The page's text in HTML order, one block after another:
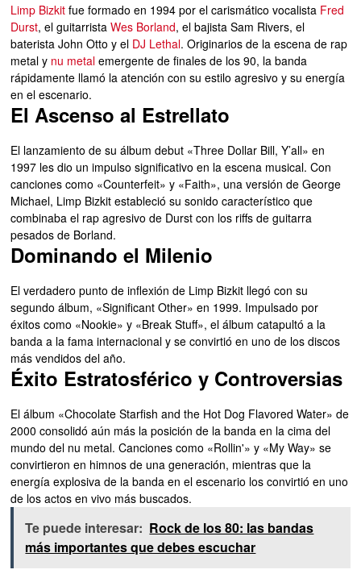
Limp Bizkit fue formado en 1994 por el carismático vocalista Fred
Durst, el guitarristaWes Borland, el bajista Sam Rivers, el
baterista John Otto y el DJ Lethal. Originarios de la escena de rap
metal y nu metal emergente de finales de los 90, la banda
rápidamente llamó la atención con su estilo agresivo y su energía
en el escenario.
El Ascenso al Estrellato
El lanzamiento de su álbum debut «Three Dollar Bill, Y’all» en
1997 les dio un impulso significativo en la escena musical. Con
canciones como «Counterfeit» y «Faith», una versión de George
Michael, Limp Bizkit estableció su sonido característico que
combinaba el rap agresivo de Durst con los riffs de guitarra
pesados ​​de Borland.
Dominando el Milenio
El verdadero punto de inflexión de Limp Bizkit llegó con su
segundo álbum, «Significant Other» en 1999. Impulsado por
éxitos como «Nookie» y «Break Stuff», el álbum catapultó a la
banda a la fama internacional y se convirtió en uno de los discos
más vendidos del año.
Éxito Estratosférico y Controversias
El álbum «Chocolate Starfish and the Hot Dog Flavored Water» de
2000 consolidó aún más la posición de la banda en la cima del
mundo del nu metal. Canciones como «Rollin'» y «My Way» se
convirtieron en himnos de una generación, mientras que la
energía explosiva de la banda en el escenario los convirtió en uno
de los actos en vivo más buscados.
Te puede interesar: Rock de los 80: las bandas
más importantes que debes escuchar